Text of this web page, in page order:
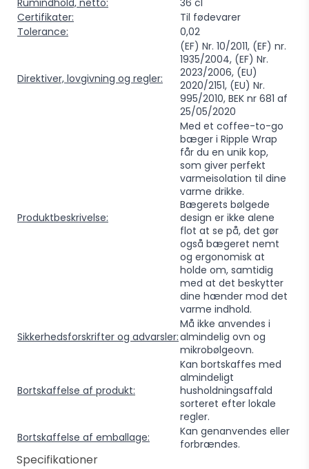
Rumindhold, netto:
36 cl
Certifikater:
Til fødevarer
Tolerance:
0,02
Direktiver, lovgivning og regler:
(EF) Nr. 10/2011, (EF) nr.
1935/2004, (EF) Nr.
2023/2006, (EU)
2020/2151, (EU) Nr.
995/2010, BEK nr 681 af
25/05/2020
Produktbeskrivelse:
Med et coffee-to-go
bæger i Ripple Wrap
får du en unik kop,
som giver perfekt
varmeisolation til dine
varme drikke.
Bægerets bølgede
design er ikke alene
flot at se på, det gør
også bægeret nemt
og ergonomisk at
holde om, samtidig
med at det beskytter
dine hænder mod det
varme indhold.
Sikkerhedsforskrifter og advarsler:
Må ikke anvendes i
almindelig ovn og
mikrobølgeovn.
Bortskaffelse af produkt:
Kan bortskaffes med
almindeligt
husholdningsaffald
sorteret efter lokale
regler.
Bortskaffelse af emballage:
Kan genanvendes eller
forbrændes.
Specifikationer